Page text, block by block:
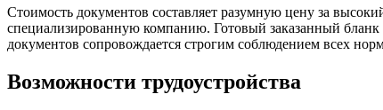
Стоимость документов составляет разумную цену за
специализированную компанию. Готовый заказанный бланк
документов сопровождается строгим соблюдением всех
Возможности трудоустройства